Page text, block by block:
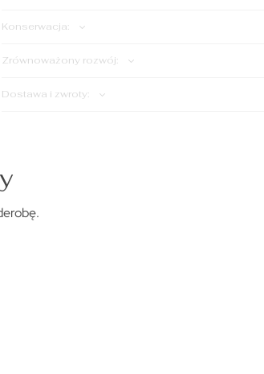
Konserwacja:
Zrównoważony rozwój:
Dostawa i zwroty: